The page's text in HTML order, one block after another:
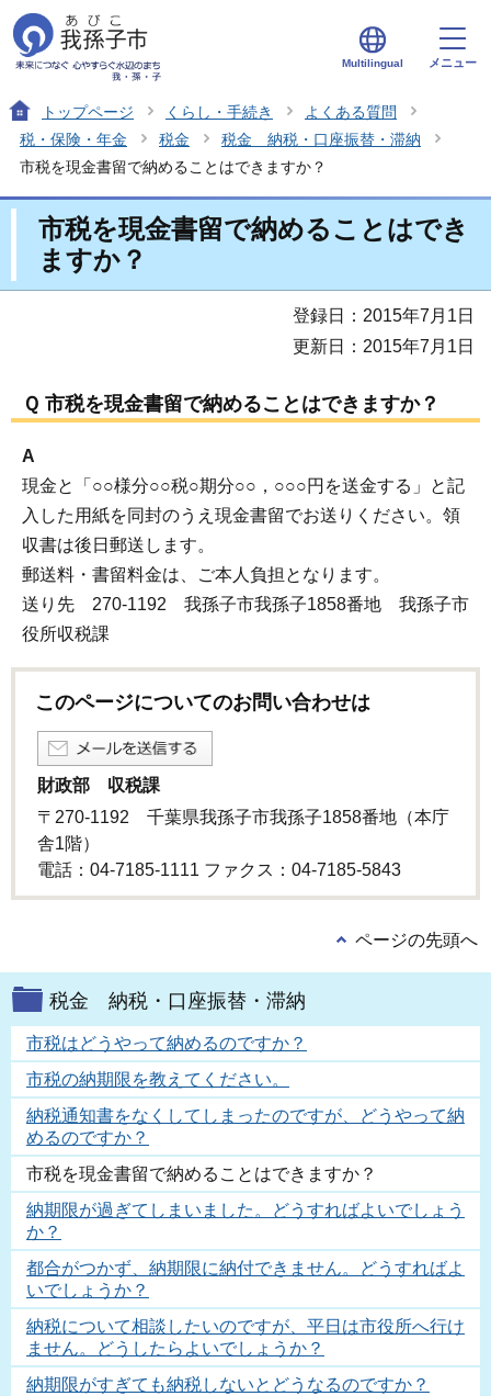
Multilingual メニュー
トップページ くらし・手続き
よくある質問
税・保険・年金
税金
税金 納税・口座振替・滞納
市税を現金書留で納めることはできますか？
市税を現金書留で納めることはでき
ますか？
登録日：2015年7月1日
更新日：2015年7月1日
Ｑ 市税を現金書留で納めることはできますか？
A
現金と「○○様分○○税○期分○○，○○○円を送金する」と記
入した用紙を同封のうえ現金書留でお送りください。領
収書は後日郵送します。
郵送料・書留料金は、ご本人負担となります。
送り先 270-1192 我孫子市我孫子1858番地 我孫子市
役所収税課
このページについてのお問い合わせは
財政部 収税課
〒270-1192 千葉県我孫子市我孫子1858番地（本庁
舎1階）
電話：04-7185-1111 ファクス：04-7185-5843
ページの先頭へ
税金 納税・口座振替・滞納
市税はどうやって納めるのですか？
市税の納期限を教えてください。
納税通知書をなくしてしまったのですが、どうやって納
めるのですか？
市税を現金書留で納めることはできますか？
納期限が過ぎてしまいました。どうすればよいでしょう
か？
都合がつかず、納期限に納付できません。どうすればよ
いでしょうか？
納税について相談したいのですが、平日は市役所へ行け
ません。どうしたらよいでしょうか？
納期限がすぎても納税しないとどうなるのですか？